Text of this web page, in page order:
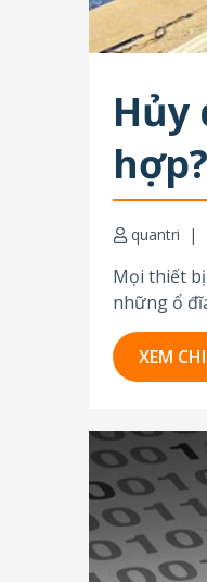
Hủy
hợp?
quantri
Mọi thiết
những ổ
việc...
XEM